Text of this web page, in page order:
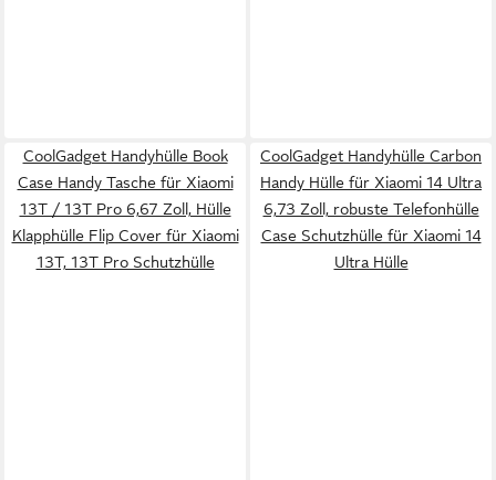
CoolGadget Handyhülle Book
Case Handy Tasche für Xiaomi
13T / 13T Pro 6,67 Zoll, Hülle
Klapphülle Flip Cover für Xiaomi
13T, 13T Pro Schutzhülle
CoolGadget Handyhülle Carbon
Handy Hülle für Xiaomi 14 Ultra
6,73 Zoll, robuste Telefonhülle
Case Schutzhülle für Xiaomi 14
Ultra Hülle